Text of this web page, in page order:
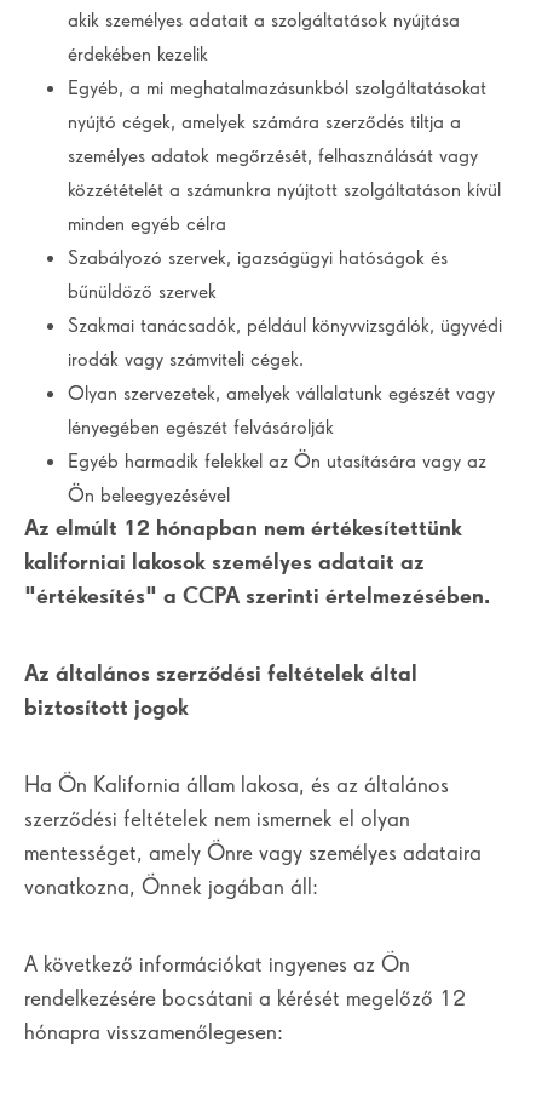
akik személyes adatait a szolgáltatások nyújtása
érdekében kezelik
Egyéb, a mi meghatalmazásunkból szolgáltatásokat
nyújtó cégek, amelyek számára szerződés tiltja a
személyes adatok megőrzését, felhasználását vagy
közzétételét a számunkra nyújtott szolgáltatáson kívül
minden egyéb célra
Szabályozó szervek, igazságügyi hatóságok és
bűnüldöző szervek
Szakmai tanácsadók, például könyvvizsgálók, ügyvédi
irodák vagy számviteli cégek.
Olyan szervezetek, amelyek vállalatunk egészét vagy
lényegében egészét felvásárolják
Egyéb harmadik felekkel az Ön utasítására vagy az
Ön beleegyezésével
Az elmúlt 12 hónapban nem értékesítettünk
kaliforniai lakosok személyes adatait az
"értékesítés" a CCPA szerinti értelmezésében.
Az általános szerződési feltételek által
biztosított jogok
Ha Ön Kalifornia állam lakosa, és az általános
szerződési feltételek nem ismernek el olyan
mentességet, amely Önre vagy személyes adataira
vonatkozna, Önnek jogában áll:
A következő információkat ingyenes az Ön
rendelkezésére bocsátani a kérését megelőző 12
hónapra visszamenőlegesen: